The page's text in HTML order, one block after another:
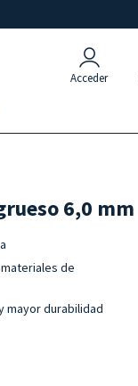
Acceder
6,0 mm
de
mayor durabilidad